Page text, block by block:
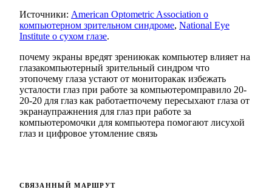
Источники: American Optometric Association о
компьютерном зрительном синдроме, National Eye
Institute о сухом глазе.
почему экраны вредят зрениюкак компьютер влияет на
глазакомпьютерный зрительный синдром что
этопочему глаза устают от мониторакак избежать
усталости глаз при работе за компьютеромправило 20-
20-20 для глаз как работаетпочему пересыхают глаза от
экранаупражнения для глаз при работе за
компьютеромочки для компьютера помогают лисухой
глаз и цифровое утомление связь
СВЯЗАННЫЙ МАРШРУТ